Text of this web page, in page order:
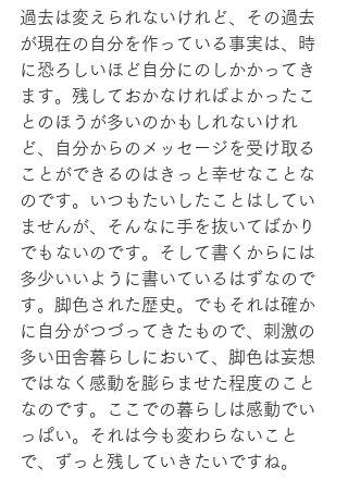
過去は変えられないけれど、その過去
が現在の自分を作っている事実は、時
に恐ろしいほど自分にのしかかってき
ます。残しておかなければよかったこ
とのほうが多いのかもしれないけれ
ど、自分からのメッセージを受け取る
ことができるのはきっと幸せなことな
のです。いつもたいしたことはしてい
ませんが、そんなに手を抜いてばかり
でもないのです。そして書くからには
多少いいように書いているはずなので
す。脚色された歴史。でもそれは確か
に自分がつづってきたもので、刺激の
多い田舎暮らしにおいて、脚色は妄想
ではなく感動を膨らませた程度のこと
なのです。ここでの暮らしは感動でい
っぱい。それは今も変わらないこと
で、ずっと残していきたいですね。